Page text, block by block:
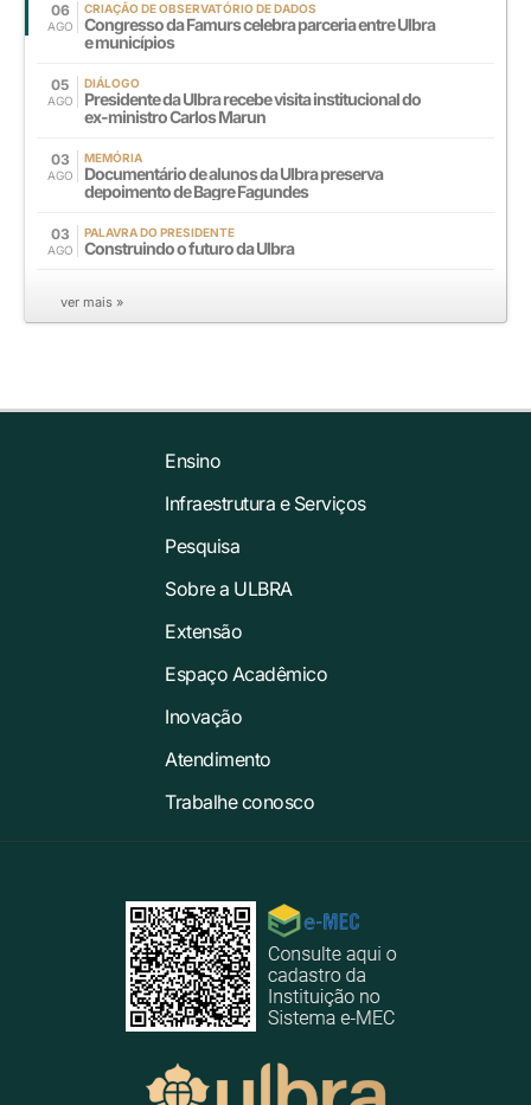
06
AGO
CRIAÇÃO DE OBSERVATÓRIO DE DADOS
Congresso da Famurs celebra parceria entre Ulbra
e municípios
05
AGO
DIÁLOGO
Presidente da Ulbra recebe visita institucional do
ex-ministro Carlos Marun
03
AGO
MEMÓRIA
Documentário de alunos da Ulbra preserva
depoimento de Bagre Fagundes
03
AGO
PALAVRA DO PRESIDENTE
Construindo o futuro da Ulbra
ver mais »
Ensino
Infraestrutura e Serviços
Pesquisa
Sobre a ULBRA
Extensão
Espaço Acadêmico
Inovação
Atendimento
Trabalhe conosco